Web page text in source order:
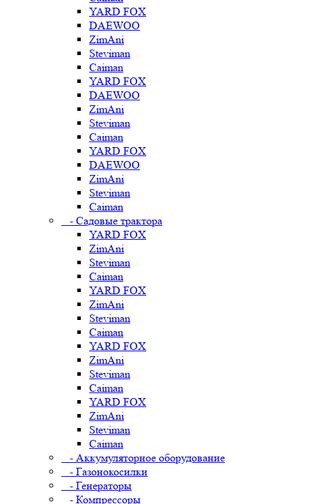
YARD FOX
DAEWOO
ZimAni
Steviman
Caiman
YARD FOX
DAEWOO
ZimAni
Steviman
Caiman
YARD FOX
DAEWOO
ZimAni
Steviman
Caiman
- Садовые трактора
YARD FOX
ZimAni
Steviman
Caiman
YARD FOX
ZimAni
Steviman
Caiman
YARD FOX
ZimAni
Steviman
Caiman
YARD FOX
ZimAni
Steviman
Caiman
- Аккумуляторное оборудование
- Газонокосилки
- Генераторы
- Компрессоры